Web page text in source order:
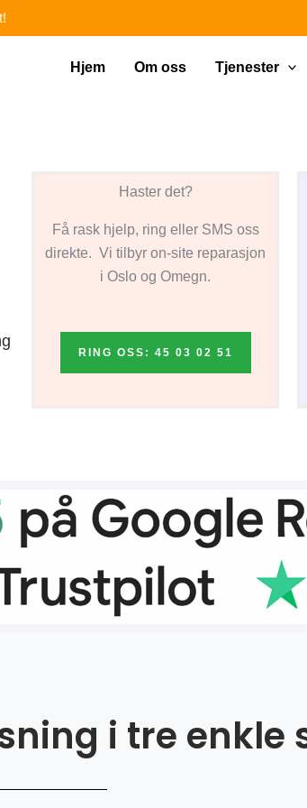
Hjem Om oss Tjenester
Haster det?
Få rask hjelp, ring eller SMS oss
direkte. Vi tilbyr on-site reparasjon
i Oslo og Omegn.
RING OSS: 45 03 02 51
i tre enkle